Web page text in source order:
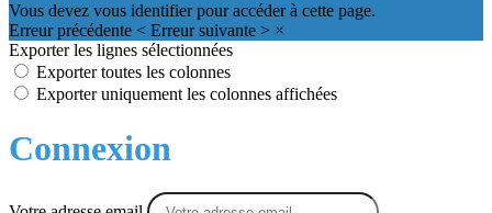
Vous devez vous identifier pour accéder à cette page.
Erreur précédente < Erreur suivante > ×
Exporter les lignes sélectionnées
Exporter toutes les colonnes
Exporter uniquement les colonnes affichées
Connexion